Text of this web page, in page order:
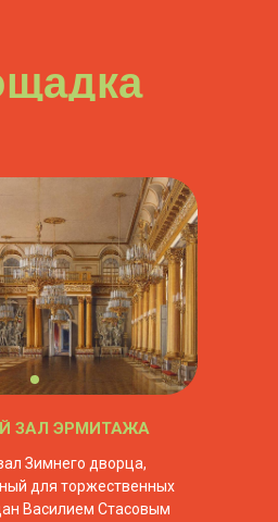
Зимнего дворца,
для торжественных
Василием Стасовым
ЗАЛ ЭРМИТАЖА